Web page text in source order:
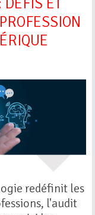
redéfinit les
l'audit